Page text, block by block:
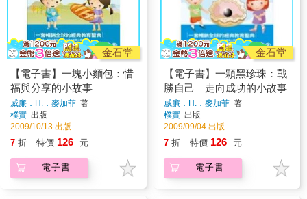
金石堂
【電子書】一塊小麵包：惜
福與分享的小故事
威廉．H.．麥加菲 著
樸實 出版
2009/10/13 出版
7 折 特價 126 元
電子書
金石堂
【電子書】一顆黑珍珠：戰
勝自己 走向成功的小故事
威廉．H.．麥加菲 著
樸實 出版
2009/09/04 出版
7 折 特價 126 元
電子書